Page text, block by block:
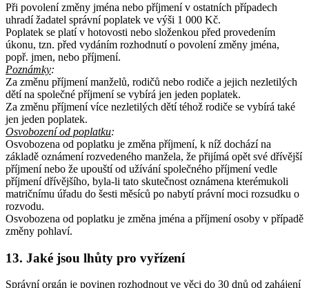
Při povolení změny jména nebo příjmení v ostatních případech
uhradí žadatel správní poplatek ve výši 1 000 Kč.
Poplatek se platí v hotovosti nebo složenkou před provedením
úkonu, tzn. před vydáním rozhodnutí o povolení změny jména,
popř. jmen, nebo příjmení.
Poznámky:
Za změnu příjmení manželů, rodičů nebo rodiče a jejich nezletilých
dětí na společné příjmení se vybírá jen jeden poplatek.
Za změnu příjmení více nezletilých dětí téhož rodiče se vybírá také
jen jeden poplatek.
Osvobození od poplatku:
Osvobozena od poplatku je změna příjmení, k níž dochází na
základě oznámení rozvedeného manžela, že přijímá opět své dřívější
příjmení nebo že upouští od užívání společného příjmení vedle
příjmení dřívějšího, byla-li tato skutečnost oznámena kterémukoli
matričnímu úřadu do šesti měsíců po nabytí právní moci rozsudku o
rozvodu.
Osvobozena od poplatku je změna jména a příjmení osoby v případě
změny pohlaví.
13. Jaké jsou lhůty pro vyřízení
Správní orgán je povinen rozhodnout ve věci do 30 dnů od zahájení